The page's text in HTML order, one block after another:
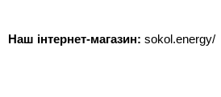
Наш інтернет-магазин: sokol.energy/